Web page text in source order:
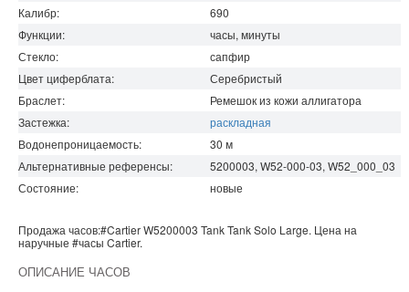
Калибр:
690
Функции:
часы, минуты
Стекло:
сапфир
Цвет циферблата:
Серебристый
Браслет:
Ремешок из кожи аллигатора
Застежка:
раскладная
Водонепроницаемость: 30 м
Альтернативные референсы:
5200003, W52-000-03, W52_000_03
Состояние:
новые
Продажа часов:#CartierW5200003 TankTank Solo Large. Цена на
наручные #часы Cartier.
ОПИСАНИЕ ЧАСОВ